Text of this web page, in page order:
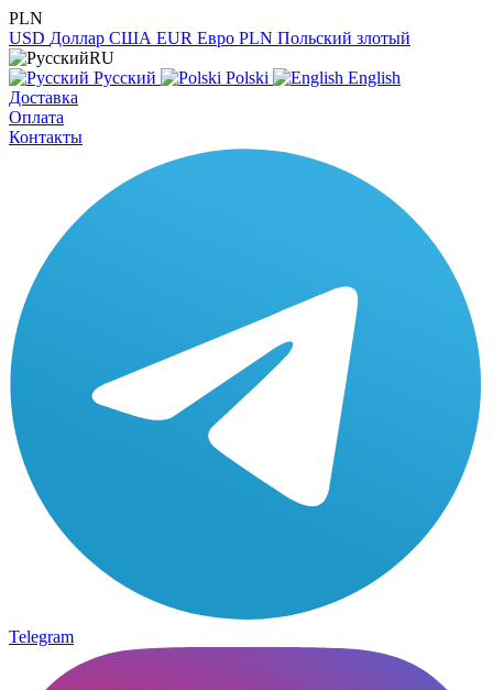
PLN
USD Доллар США EUR Евро PLN Польский злотый
RU
Русский
Polski
English
Доставка
Оплата
Контакты
Telegram